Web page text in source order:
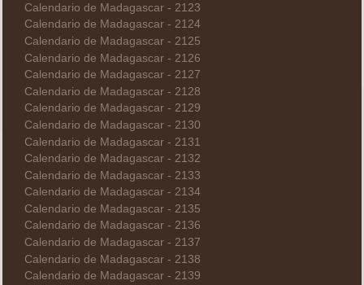
Calendario de Madagascar - 2123
Calendario de Madagascar - 2124
Calendario de Madagascar - 2125
Calendario de Madagascar - 2126
Calendario de Madagascar - 2127
Calendario de Madagascar - 2128
Calendario de Madagascar - 2129
Calendario de Madagascar - 2130
Calendario de Madagascar - 2131
Calendario de Madagascar - 2132
Calendario de Madagascar - 2133
Calendario de Madagascar - 2134
Calendario de Madagascar - 2135
Calendario de Madagascar - 2136
Calendario de Madagascar - 2137
Calendario de Madagascar - 2138
Calendario de Madagascar - 2139